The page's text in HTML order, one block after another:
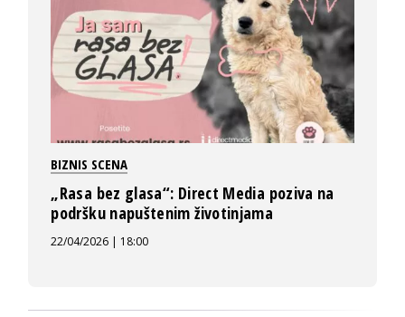
BIZNIS SCENA
„Rasa bez glasa“: Direct Media poziva na
podršku napuštenim životinjama
22/04/2026 | 18:00